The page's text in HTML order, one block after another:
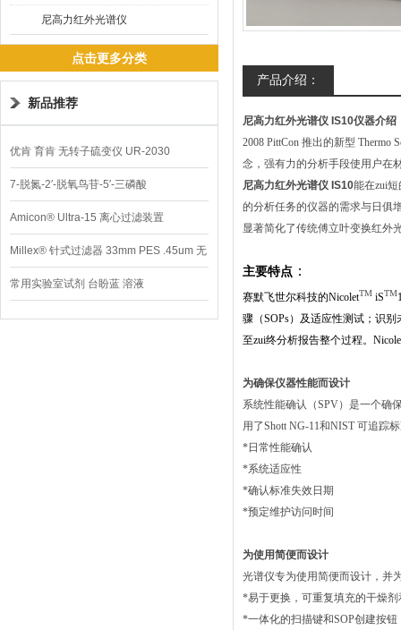
尼高力红外光谱仪
点击更多分类
新品推荐
优肯 育肯 无转子硫变仪 UR-2030
7-脱氮-2′-脱氧鸟苷-5′-三磷酸
Amicon® Ultra-15 离心过滤装置
Millex® 针式过滤器 33mm PES .45um 无
菌
常用实验室试剂 台盼蓝 溶液
产品介绍：
尼高力红外光谱仪 IS10仪器介绍
2008 PittCon 推出的新型
念，强有力的分析手段使用户在
尼高力红外光谱仪 IS10能在zui
的分析任务的仪器的需求与日俱
显著简化了传统傅立叶变换红外
主要特点 ：
赛默飞世尔科技的NicoletTM iSTM
骤（SOPs）及适应性测试；识
至zui终分析报告整个过程。
为确保仪器性能而设计
系统性能确认（SPV）是一个确
用了Shott NG-11和NIST 可追踪
*日常性能确认
*系统适应性
*确认标准失效日期
*预定维护访问时间
为使用简便而设计
光谱仪专为使用简便而设计，并
*易于更换，可重复填充的干燥
*一体化的扫描键和SOP创建按